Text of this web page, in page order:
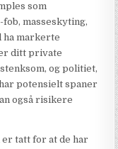
som
masseskyting,
ha markerte
ditt private
og politiet,
potensielt spaner
også risikere
tatt for at de har